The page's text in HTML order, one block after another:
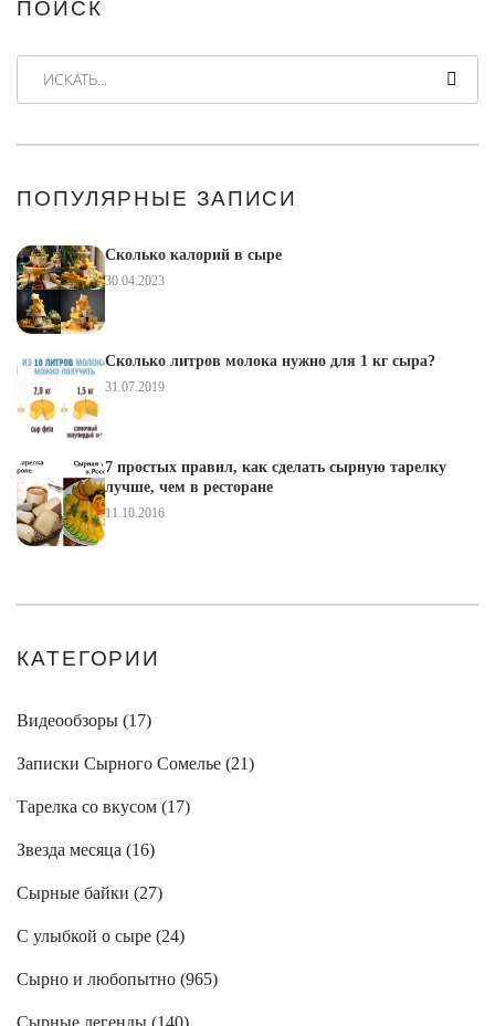
ПОИСК
ИСКАТЬ...
ПОПУЛЯРНЫЕ ЗАПИСИ
Сколько калорий в сыре
30.04.2023
Сколько литров молока нужно для 1 кг сыра?
31.07.2019
7 простых правил, как сделать сырную тарелку
лучше, чем в ресторане
11.10.2016
КАТЕГОРИИ
Видеообзоры (17)
Записки Сырного Сомелье (21)
Тарелка со вкусом (17)
Звезда месяца (16)
Сырные байки (27)
С улыбкой о сыре (24)
Сырно и любопытно (965)
Сырные легенды (140)